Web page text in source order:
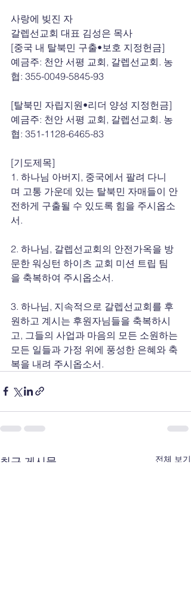
사랑에 빚진 자
갈렙선교회 대표 김성은 목사
[중국 내 탈북민 구출•보호 지정헌금]
예금주: 천안 서평 교회, 갈렙선교회. 농
협: 355-0049-5845-93
[탈북민 자립지원•리더 양성 지정헌금]
예금주: 천안 서평 교회, 갈렙선교회. 농
협: 351-1128-6465-83
[기도제목]
1. 하나님 아버지, 중국에서 팔려 다니
며 고통 가운데 있는 탈북민 자매들이 안
전하게 구출될 수 있도록 힘을 주시옵소
서.
2. 하나님, 갈렙선교회의 안전가옥을 방
문한 워싱턴 하이츠 교회 미션 트립 팀
을 축복하여 주시옵소서.
3. 하나님, 지속적으로 갈렙선교회를 후
원하고 계시는 후원자님들을 축복하시
고, 그들의 사업과 마음의 모든 소원하는
모든 일들과 가정 위에 풍성한 은혜와 축
복을 내려 주시옵소서.
최근 게시물 전체 보기